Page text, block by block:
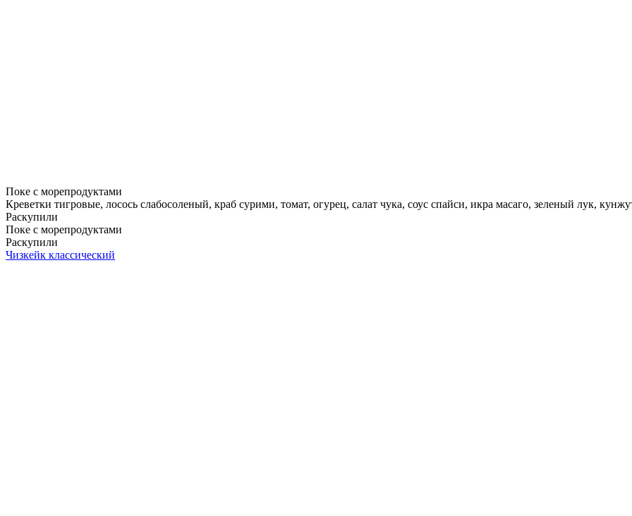
Поке с морепродуктами
Креветки тигровые, лосось слабосоленый, краб сурими, томат, огурец, салат чука, соус спайси, икра масаго, зеленый лук,
Раскупили
Поке с морепродуктами
Раскупили
Чизкейк классический